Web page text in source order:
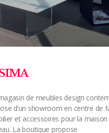
de meubles design
d’un showroom en centre de
et accessoires pour la
La boutique propose